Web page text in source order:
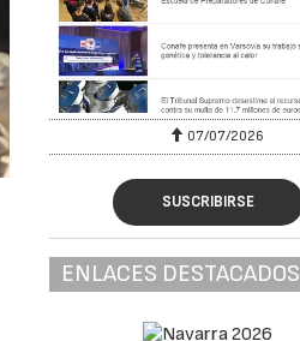
07/07/2026
SUSCRIBIRSE
ENLACES DESTACADOS